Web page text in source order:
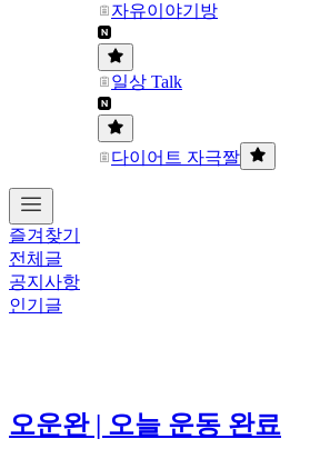
자유이야기방
일상 Talk
다이어트 자극짤
즐겨찾기
전체글
공지사항
인기글
오운완 | 오늘 운동 완료